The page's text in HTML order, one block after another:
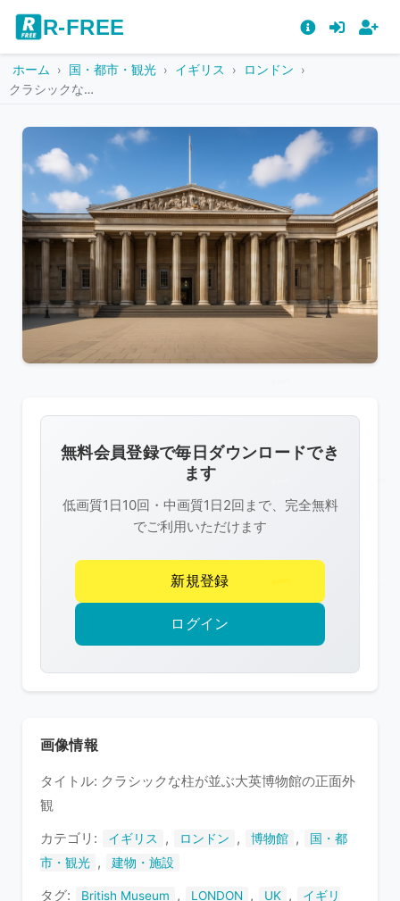
R-FREE
ホーム 国・都市・観光 イギリス
ロンドン
クラシックな柱が並ぶ大英博物館の正面外観
像
は
R-
FREE
作
権
護
い
す
無料会員登録で毎日ダウンロードでき
ます
低画質1日10回・中画質1日2回まで、完全無料
でご利用いただけます
新規登録
ログイン
画像情報
タイトル: クラシックな柱が並ぶ大英博物館の正面外
観
カテゴリ:
イギリス , ロンドン , 博物館 ,
国・都
市・観光 , 建物・施設
タグ: British Museum , LONDON , UK ,
イギリ